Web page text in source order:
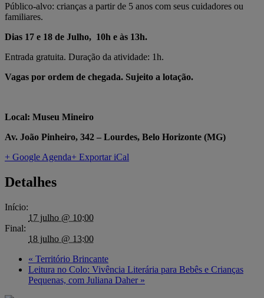
Público-alvo: crianças a partir de 5 anos com seus cuidadores ou
familiares.
Dias 17 e 18 de Julho, 10h e às 13h.
Entrada gratuita. Duração da atividade: 1h.
Vagas por ordem de chegada. Sujeito a lotação.
Local: Museu Mineiro
Av. João Pinheiro, 342 – Lourdes, Belo Horizonte (MG)
+ Google Agenda+ Exportar iCal
Detalhes
Início:
17 julho @ 10:00
Final:
18 julho @ 13:00
« Território Brincante
Leitura no Colo: Vivência Literária para Bebês e Crianças
Pequenas, com Juliana Daher »